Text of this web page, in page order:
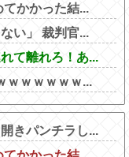
てかかった結...
い」 裁判官...
て離れろ！あ...
ｗｗｗｗｗｗ...
きパンチラし...